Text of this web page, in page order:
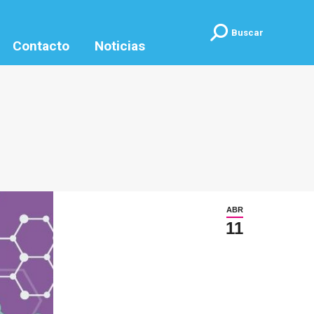
Contacto Noticias
Buscar:Buscar
ABR
11